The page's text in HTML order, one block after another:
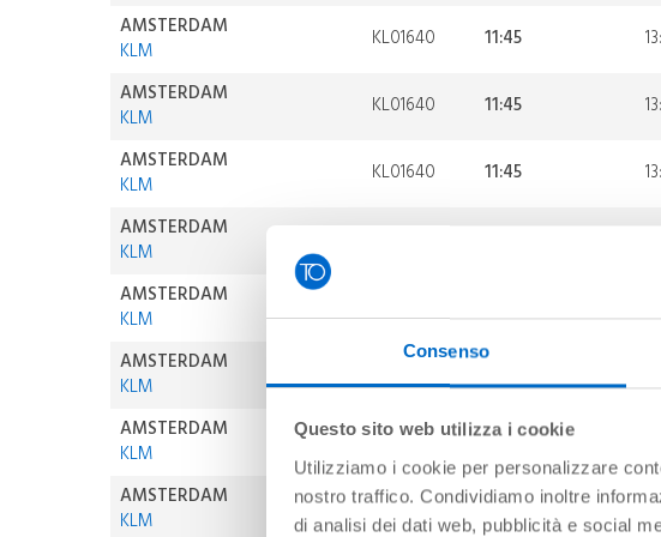
Consenso
Questo sito web utilizza i cookie
Utilizziamo i cookie per personalizzare
nostro traffico. Condividiamo inoltre
di analisi dei dati web, pubblicità e social
AMSTERDAM
KLM
KL01640 11:45
AMSTERDAM
KLM
KL01640 11:45
AMSTERDAM
KLM
KL01640 11:45
AMSTERDAM
KLM
AMSTERDAM
KLM
AMSTERDAM
KLM
AMSTERDAM
KLM
KL01640 11:45
AMSTERDAM
KLM
KL01638 06:05